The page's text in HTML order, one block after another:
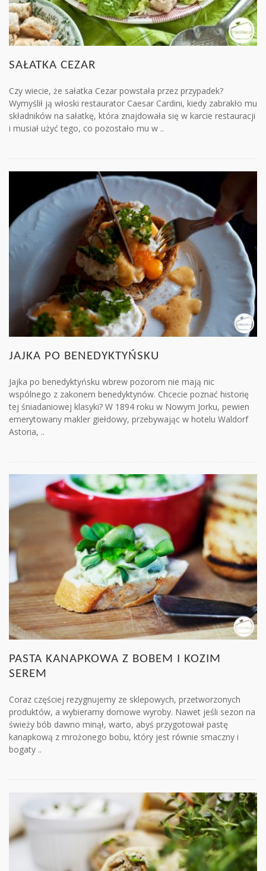
SAŁATKA CEZAR
Czy wiecie, że sałatka Cezar powstała przez przypadek?
Wymyślił ją włoski restaurator Caesar Cardini, kiedy zabrakło mu
składników na sałatkę, która znajdowała się w karcie restauracji
i musiał użyć tego, co pozostało mu w ..
JAJKA PO BENEDYKTYŃSKU
Jajka po benedyktyńsku wbrew pozorom nie mają nic
wspólnego z zakonem benedyktynów. Chcecie poznać historię
tej śniadaniowej klasyki? W 1894 roku w Nowym Jorku, pewien
emerytowany makler giełdowy, przebywając w hotelu Waldorf
Astoria, ..
PASTA KANAPKOWA Z BOBEM I KOZIM
SEREM
Coraz częściej rezygnujemy ze sklepowych, przetworzonych
produktów, a wybieramy domowe wyroby. Nawet jeśli sezon na
świeży bób dawno minął, warto, abyś przygotował pastę
kanapkową z mrożonego bobu, który jest równie smaczny i
bogaty ..